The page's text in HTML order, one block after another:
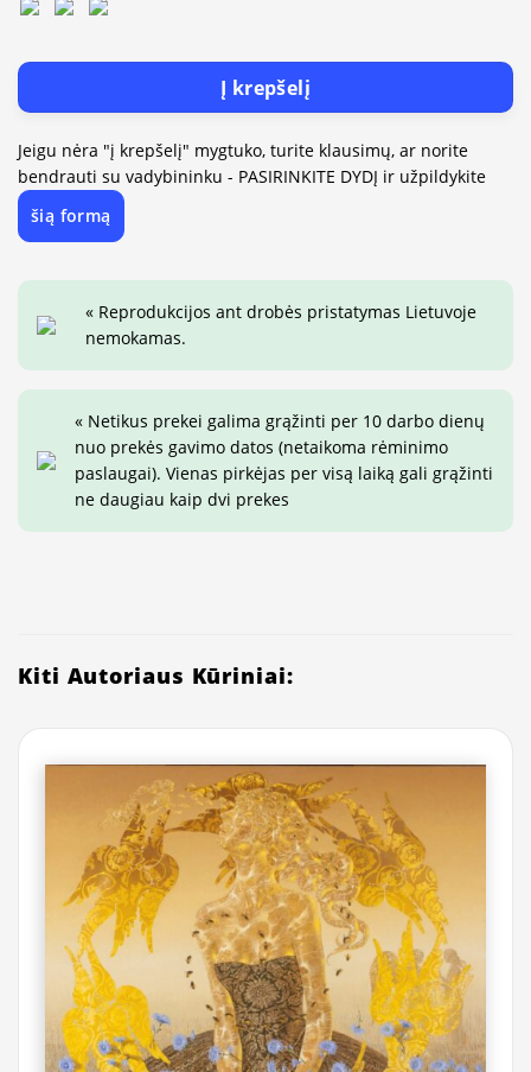
Į krepšelį
Jeigu nėra "į krepšelį" mygtuko, turite klausimų, ar norite
bendrauti su vadybininku - PASIRINKITE DYDĮ ir užpildykite
šią formą
« Reprodukcijos ant drobės pristatymas Lietuvoje
nemokamas.
« Netikus prekei galima grąžinti per 10 darbo dienų
nuo prekės gavimo datos (netaikoma rėminimo
paslaugai). Vienas pirkėjas per visą laiką gali grąžinti
ne daugiau kaip dvi prekes
Kiti Autoriaus Kūriniai: